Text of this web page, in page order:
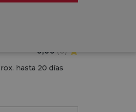
0,00 (0)
hasta 20 días